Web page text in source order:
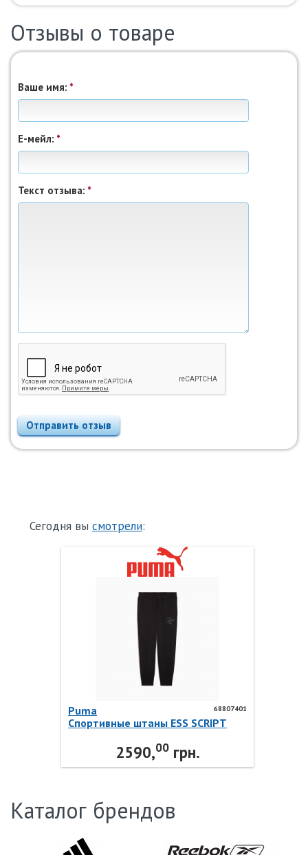
Отзывы о товаре
Ваше имя: *
Е-мейл: *
Текст отзыва: *
Отправить отзыв
Сегодня вы смотрели:
68807401
Puma
Спортивные штаны ESS SCRIPT
2590,00грн.
Каталог брендов